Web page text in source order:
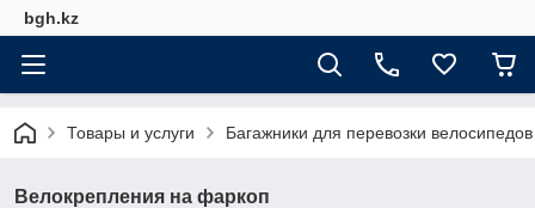
bgh.kz
Товары и услуги Багажники для перевозки велосипедов
Велокрепления на фаркоп